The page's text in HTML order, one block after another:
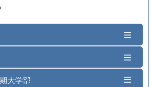
大学部